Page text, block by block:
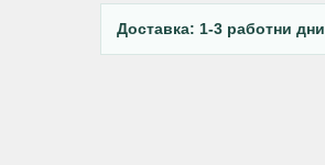
Доставка: 1-3 работни дни